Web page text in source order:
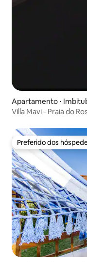
Apartamento ⋅
Villa Mavi - Praia do
Preferido dos
Preferido dos